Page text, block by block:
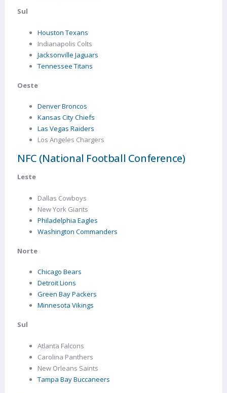
Sul
Houston Texans
Indianapolis Colts
Jacksonville Jaguars
Tennessee Titans
Oeste
Denver Broncos
Kansas City Chiefs
Las Vegas Raiders
Los Angeles Chargers
NFC (National Football Conference)
Leste
Dallas Cowboys
New York Giants
Philadelphia Eagles
Washington Commanders
Norte
Chicago Bears
Detroit Lions
Green Bay Packers
Minnesota Vikings
Sul
Atlanta Falcons
Carolina Panthers
New Orleans Saints
Tampa Bay Buccaneers